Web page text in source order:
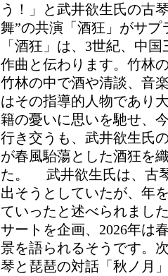
う！」と武井欲生氏の古
舞”の共演「酒狂」がサ
「酒狂」は、3世紀、中
作曲と伝わります。竹林
竹林の中で酒や清談、音
はその指導的人物であり
籍の憂いに思いを馳せ、
行き交うも、武井欲生氏
が春風駘蕩とした酒狂を
た。 武井欲生氏は、古
出そうとしていたが、年
ていったと述べられまし
サートを企画、2026年は
景を語られるそうです。
琴と琵琶の対話「秋ノ月